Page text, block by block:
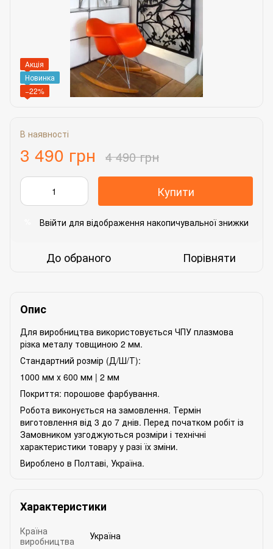
Акція
Новинка
−22%
В наявності
3 490 грн 4 490 грн
Купити
Ввійти для відображення накопичувальної знижки
До обраного Порівняти
Опис
Для виробництва використовується ЧПУ плазмова
різка металу товщиною 2 мм.
Стандартний розмір (Д/Ш/Т):
1000 мм х 600 мм | 2 мм
Покриття: порошове фарбування.
Робота виконується на замовлення. Термін
виготовлення від 3 до 7 днів. Перед початком робіт із
Замовником узгоджуються розміри і технічні
характеристики товару у разі їх зміни.
Вироблено в Полтаві, Україна.
Характеристики
Країна
виробництва
Україна